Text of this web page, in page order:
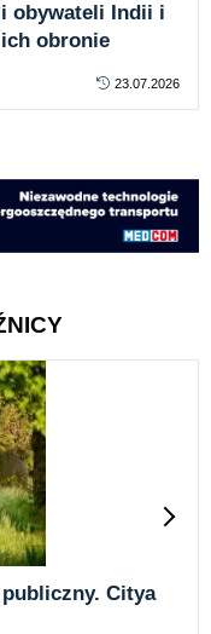
obywateli Indii i
obronie
23.07.2026
Citya